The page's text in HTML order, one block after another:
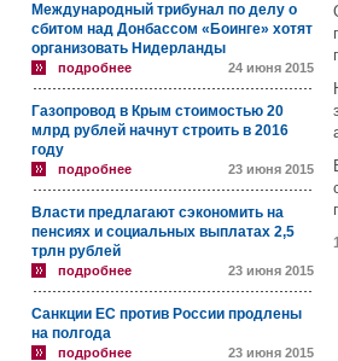
Международный трибунал по делу о
сбитом над Донбассом «Боинге» хотят
организовать Нидерланды
подробнее 24 июня 2015
Газопровод в Крым стоимостью 20
млрд рублей начнут строить в 2016
году
подробнее 23 июня 2015
Власти предлагают сэкономить на
пенсиях и социальных выплатах 2,5
трлн рублей
подробнее 23 июня 2015
Санкции ЕС против России продлены
на полгода
подробнее 23 июня 2015